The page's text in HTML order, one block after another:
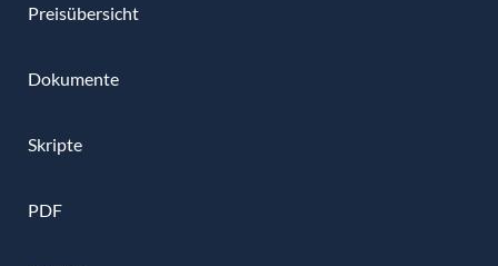
Preisübersicht
Dokumente
Skripte
PDF